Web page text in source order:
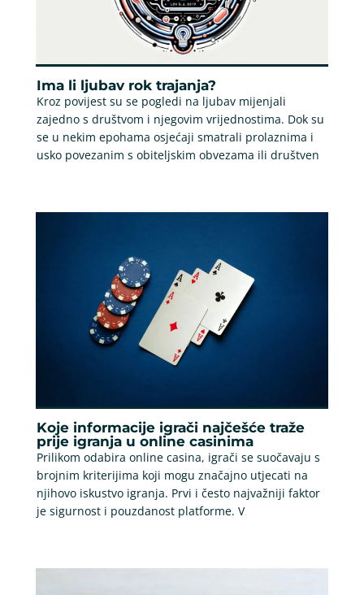
Ima li ljubav rok trajanja?
Kroz povijest su se pogledi na ljubav mijenjali
zajedno s društvom i njegovim vrijednostima. Dok su
se u nekim epohama osjećaji smatrali prolaznima i
usko povezanim s obiteljskim obvezama ili društven
Koje informacije igrači najčešće traže
prije igranja u online casinima
Prilikom odabira online casina, igrači se suočavaju s
brojnim kriterijima koji mogu značajno utjecati na
njihovo iskustvo igranja. Prvi i često najvažniji faktor
je sigurnost i pouzdanost platforme. V